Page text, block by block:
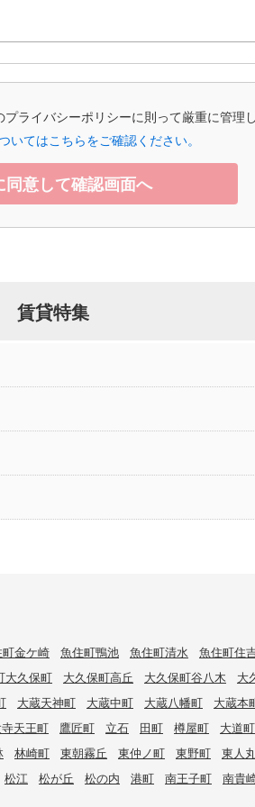
ライバシーポリシーに則って厳重に管理
いてはこちらをご確認ください。
同意して確認画面へ
賃貸特集
金ケ崎 魚住町鴨池 魚住町清水
魚住町住
大久保町 大久保町高丘 大久保町谷八木
大
大蔵天神町 大蔵中町 大蔵八幡町
大蔵本
天王町 鷹匠町 立石 田町 樽屋町
大道町
林崎町 東朝霧丘 東仲ノ町 東野町
東人
松江 松が丘 松の内 港町 南王子町 南貴